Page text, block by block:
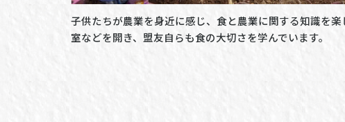
子供たちが農業を身近に感じ、食と農業に関する知識を
室などを開き、盟友自らも食の大切さを学んでいます。